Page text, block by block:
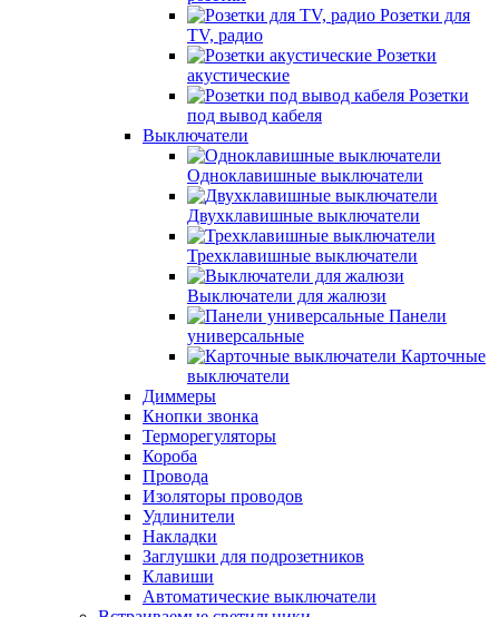
Розетки для
TV, радио
Розетки
акустические
Розетки
под вывод кабеля
Выключатели
Одноклавишные выключатели
Двухклавишные выключатели
Трехклавишные выключатели
Выключатели для жалюзи
Панели
универсальные
Карточные
выключатели
Диммеры
Кнопки звонка
Терморегуляторы
Короба
Провода
Изоляторы проводов
Удлинители
Накладки
Заглушки для подрозетников
Клавиши
Автоматические выключатели